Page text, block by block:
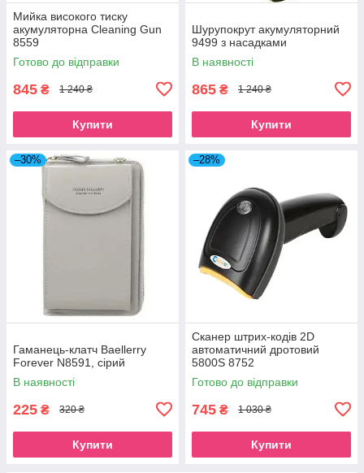
Мийка високого тиску
акумуляторна Cleaning Gun
8559
Готово до відправки
845 ₴ 1 240 ₴
Купити
Шурупокрут акумуляторний
9499 з насадками
В наявності
865 ₴ 1 240 ₴
Купити
–30%
Гаманець-клатч Baellerry
Forever N8591, сірий
В наявності
225 ₴ 320 ₴
Купити
–28%
Сканер штрих-кодів 2D
автоматичний дротовий
5800S 8752
Готово до відправки
745 ₴ 1 030 ₴
Купити